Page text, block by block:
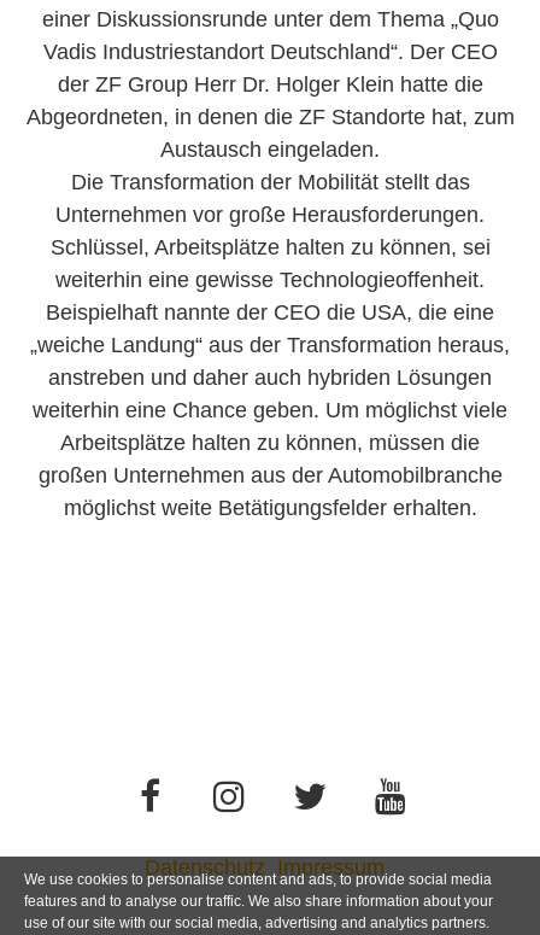
einer Diskussionsrunde unter dem Thema „Quo
Vadis Industriestandort Deutschland“. Der CEO
der ZF Group Herr Dr. Holger Klein hatte die
Abgeordneten, in denen die ZF Standorte hat, zum
Austausch eingeladen.
Die Transformation der Mobilität stellt das
Unternehmen vor große Herausforderungen.
Schlüssel, Arbeitsplätze halten zu können, sei
weiterhin eine gewisse Technologieoffenheit.
Beispielhaft nannte der CEO die USA, die eine
„weiche Landung“ aus der Transformation heraus,
anstreben und daher auch hybriden Lösungen
weiterhin eine Chance geben. Um möglichst viele
Arbeitsplätze halten zu können, müssen die
großen Unternehmen aus der Automobilbranche
möglichst weite Betätigungsfelder erhalten.
Datenschutz Impressum
We use cookies to personalise content and ads, to provide social media
features and to analyse our traffic. We also share information about your
use of our site with our social media, advertising and analytics partners.